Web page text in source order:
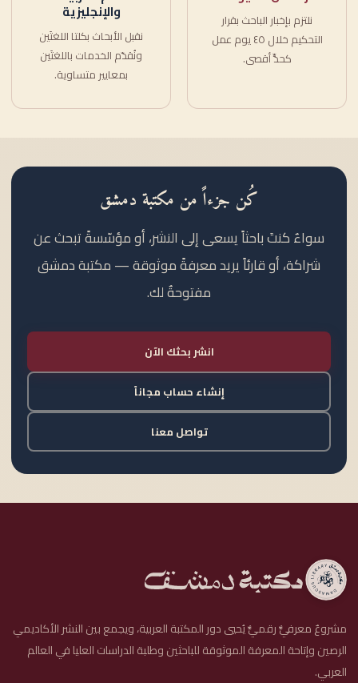
نلتزم بإخبار الباحث بقرار
التحكيم خلال ٤٥ يوم عمل
كحدٍّ أقصى.
والإنجليزية
نقبل الأبحاث بكلتا اللغتَين
ونُقدّم الخدمات باللغتَين
بمعايير متساوية.
كُن جزءاً من مكتبة دمشق
سواءٌ كنتَ باحثاً يسعى إلى النشر، أو مؤسّسةً تبحث عن
شراكة، أو قارئاً يريد معرفةً موثوقة — مكتبة دمشق
مفتوحةٌ لك.
انشر بحثك الآن
إنشاء حساب مجاناً
تواصل معنا
مشروعٌ معرفيٌّ رقميٌّ يُحيي دور المكتبة العربية، ويجمع بين النشر الأكاديمي
الرصين وإتاحة المعرفة الموثوقة للباحثين وطلبة الدراسات العليا في العالم
العربي.